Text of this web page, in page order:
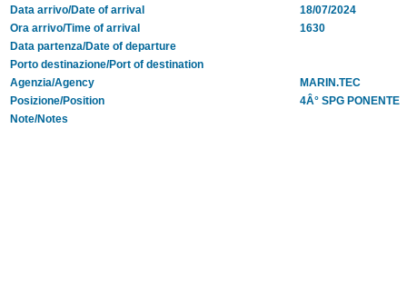
Data arrivo/Date of arrival
18/07/2024
Ora arrivo/Time of arrival
1630
Data partenza/Date of departure
Porto destinazione/Port of destination
Agenzia/Agency
MARIN.TEC
Posizione/Position
4Â° SPG PONENTE
Note/Notes